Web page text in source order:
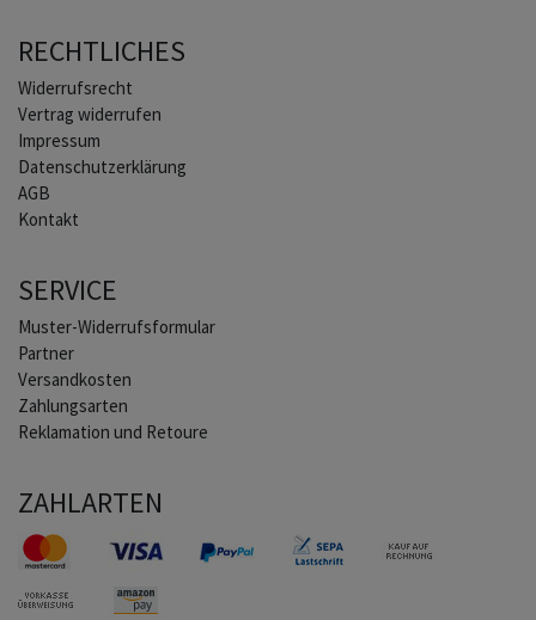
RECHTLICHES
Widerrufs­recht
Vertrag widerrufen
Impressum
Daten­schutz­erklärung
AGB
Kontakt
SERVICE
Muster-Widerrufsformular
Partner
Versandkosten
Zahlungsarten
Reklamation und Retoure
ZAHLARTEN